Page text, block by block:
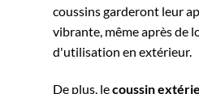
coussins garderont leur
vibrante, même après de
d'utilisation en extérieur.
De plus, lecoussin